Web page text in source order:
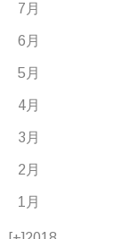
7月
6月
5月
4月
3月
2月
1月